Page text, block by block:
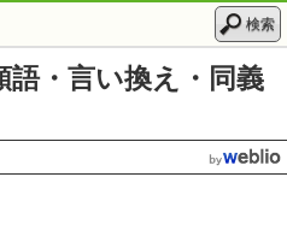
検索
語・言い換え・同義